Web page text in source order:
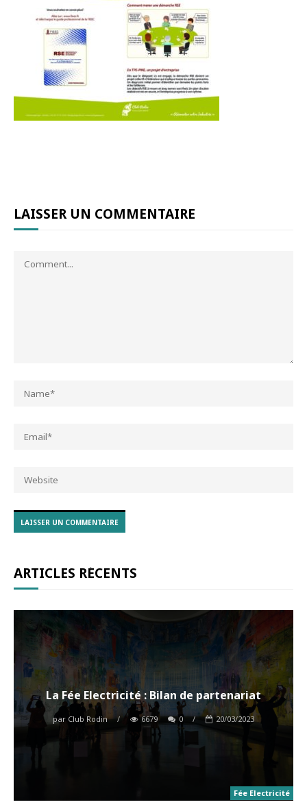
LAISSER UN COMMENTAIRE
ARTICLES RÉCENTS
Fée Electricité
La Fée Electricité : Bilan de partenariat
par Club Rodin / 6679 0 / 20/03/2023